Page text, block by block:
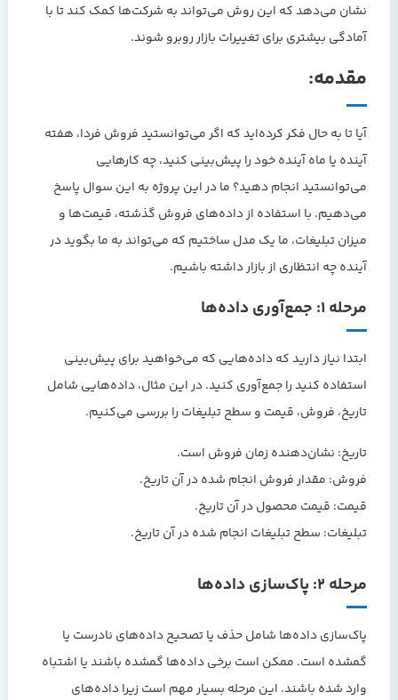
نشان می‌دهد که این روش می‌تواند به شرکت‌ها کمک کند تا با
آمادگی بیشتری برای تغییرات بازار روبرو شوند.
مقدمه:
آیا تا به حال فکر کرده‌اید که اگر می‌توانستید فروش فردا، هفته
آینده یا ماه آینده خود را پیش‌بینی کنید، چه کارهایی
می‌توانستید انجام دهید؟ ما در این پروژه به این سوال پاسخ
می‌دهیم. با استفاده از داده‌های فروش گذشته، قیمت‌ها و
میزان تبلیغات، ما یک مدل ساختیم که می‌تواند به ما بگوید در
آینده چه انتظاری از بازار داشته باشیم.
مرحله ۱: جمع‌آوری داده‌ها
ابتدا نیاز دارید که داده‌هایی که می‌خواهید برای پیش‌بینی
استفاده کنید را جمع‌آوری کنید. در این مثال، داده‌هایی شامل
تاریخ، فروش، قیمت و سطح تبلیغات را بررسی می‌کنیم.
تاریخ: نشان‌دهنده زمان فروش است.
فروش: مقدار فروش انجام شده در آن تاریخ.
قیمت: قیمت محصول در آن تاریخ.
تبلیغات: سطح تبلیغات انجام شده در آن تاریخ.
مرحله ۲: پاک‌سازی داده‌ها
پاک‌سازی داده‌ها شامل حذف یا تصحیح داده‌های نادرست یا
گمشده است. ممکن است برخی داده‌ها گمشده باشند یا اشتباه
وارد شده باشند. این مرحله بسیار مهم است زیرا داده‌های